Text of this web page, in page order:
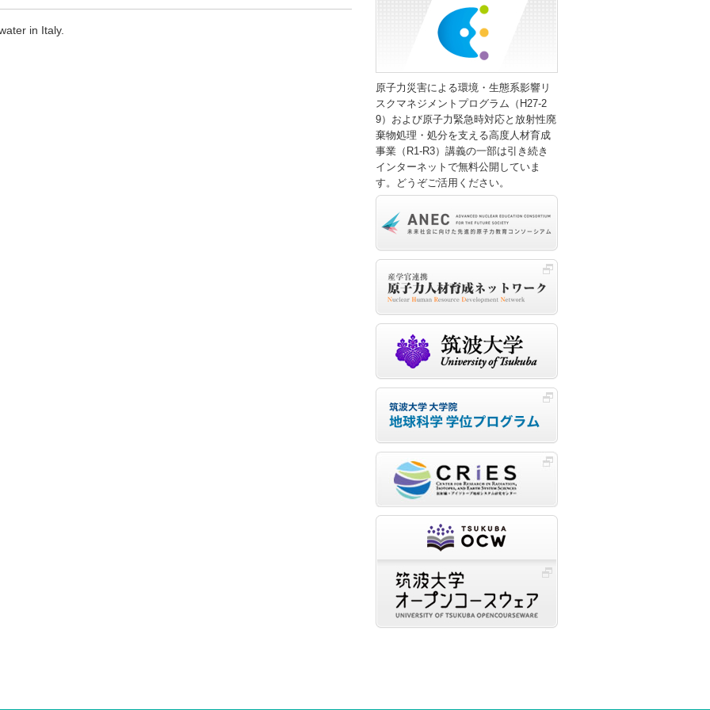
in Italy.
原子力災害による環境・生態系影響リ
スクマネジメントプログラム（H27-2
9）および原子力緊急時対応と放射性廃
棄物処理・処分を支える高度人材育成
事業（R1-R3）講義の一部は引き続き
インターネットで無料公開していま
す。どうぞご活用ください。